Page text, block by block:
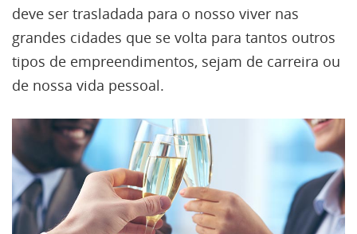
deve ser trasladada para o nosso viver nas
grandes cidades que se volta para tantos outros
tipos de empreendimentos, sejam de carreira ou
de nossa vida pessoal.